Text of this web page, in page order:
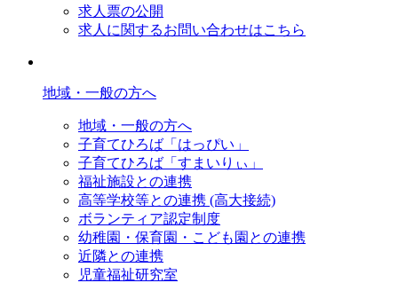
求人票の公開
求人に関するお問い合わせはこちら
地域・一般の方へ
地域・一般の方へ
子育てひろば「はっぴい」
子育てひろば「すまいりぃ」
福祉施設との連携
高等学校等との連携 (高大接続)
ボランティア認定制度
幼稚園・保育園・こども園との連携
近隣との連携
児童福祉研究室